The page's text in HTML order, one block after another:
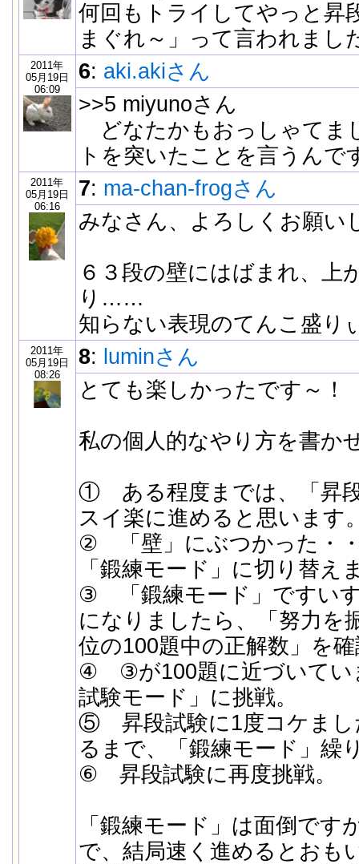
何回もトライしてやっと昇
まぐれ～」って言われまし
2011年
05月19日
06:09
6: aki.akiさん
>>5 miyunoさん
どなたかもおっしゃてま
トを突いたことを言うんで
2011年
05月19日
06:16
7: ma-chan-frogさん
みなさん、よろしくお願い
６３段の壁にはばまれ、上
り……
知らない表現のてんこ盛り
2011年
05月19日
08:26
8: luminさん
とても楽しかったです～！
私の個人的なやり方を書か
① ある程度までは、「昇
スイ楽に進めると思います
② 「壁」にぶつかった・
「鍛練モード」に切り替え
③ 「鍛練モード」ですい
になりましたら、「努力を
位の100題中の正解数」を
④ ③が100題に近づいてい
試験モード」に挑戦。
⑤ 昇段試験に1度コケまし
るまで、「鍛練モード」繰
⑥ 昇段試験に再度挑戦。
「鍛練モード」は面倒です
で、結局速く進めるとおも